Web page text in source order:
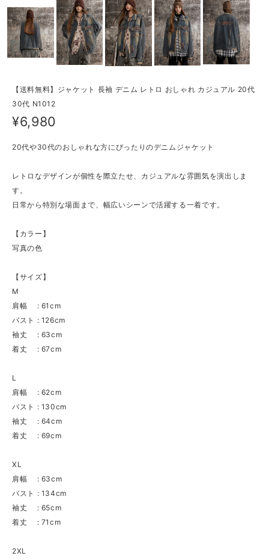
【送料無料】ジャケット 長袖 デニム レトロ おしゃれ カジュアル 20代
30代 N1012
¥6,980
20代や30代のおしゃれな方にぴったりのデニムジャケット
レトロなデザインが個性を際立たせ、カジュアルな雰囲気を演出しま
す。
日常から特別な場面まで、幅広いシーンで活躍する一着です。
【カラー】
写真の色
【サイズ】
M
肩幅 : 61cm
バスト : 126cm
袖丈 : 63cm
着丈 : 67cm
L
肩幅 : 62cm
バスト : 130cm
袖丈 : 64cm
着丈 : 69cm
XL
肩幅 : 63cm
バスト : 134cm
袖丈 : 65cm
着丈 : 71cm
2XL